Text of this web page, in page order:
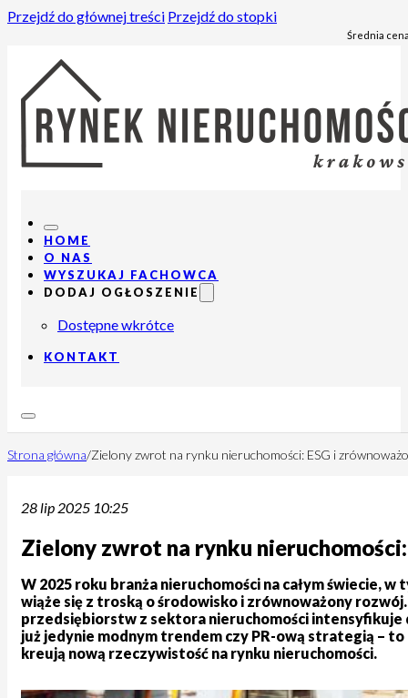
Przejdź do głównej treści Przejdź do stopki
Średnia
HOME
O NAS
WYSZUKAJ FACHOWCA
DODAJ OGŁOSZENIE
Dostępne wkrótce
KONTAKT
Strona główna/Zielony zwrot na rynku nieruchomości: ESG i
28 lip 2025 10:25
Zielony zwrot na rynku
W 2025 roku branża nieruchomości na całym świecie,
wiąże się z troską o środowisko i zrównoważony
przedsiębiorstw z sektora nieruchomości intensyfikuje
już jedynie modnym trendem czy PR-ową strategią –
kreują nową rzeczywistość na rynku nieruchomości.